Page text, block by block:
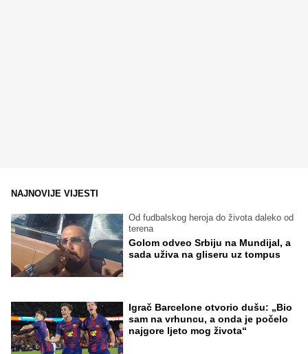
NAJNOVIJE VIJESTI
Od fudbalskog heroja do života daleko od
terena
Golom odveo Srbiju na Mundijal, a
sada uživa na gliseru uz tompus
Igrač Barcelone otvorio dušu: „Bio
sam na vrhuncu, a onda je počelo
najgore ljeto mog života“